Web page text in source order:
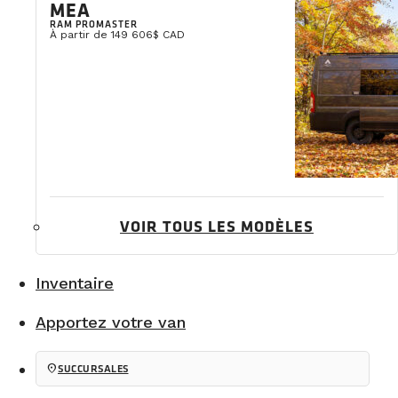
MEA
RAM PROMASTER
À partir de 149 606$ CAD
VOIR TOUS LES MODÈLES
Inventaire
Apportez votre van
location_onSUCCURSALES
Le surnom « Bleuets » n’est pas donné pour rien :
Trajets
https://goo.gl/maps/JawCz6STFviny1kk8
https://goo.gl/maps/Tw8pkHpsi4sQgGKV6